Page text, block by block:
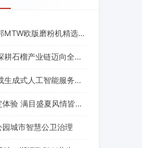
服务全球市场！上海世邦MTW欧版磨粉机精选项目案例集锦
安徽昌盛获特批上市，深耕石榴产业链迈向全球市场新征程
予非知识图谱大模型完成生成式人工智能服务备案！潍坊市首个
夏日“宝藏秘境”解锁限定体验 满目盛夏风情皆是出游佳选 你心动了吗？
园城市智慧公卫治理